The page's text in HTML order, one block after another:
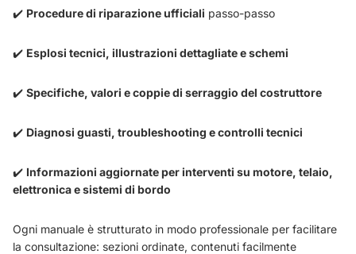
✔️ Procedure di riparazione ufficiali passo-passo
✔️ Esplosi tecnici, illustrazioni dettagliate e schemi
✔️ Specifiche, valori e coppie di serraggio del costruttore
✔️ Diagnosi guasti, troubleshooting e controlli tecnici
✔️ Informazioni aggiornate per interventi su motore, telaio,
elettronica e sistemi di bordo
Ogni manuale è strutturato in modo professionale per facilitare
la consultazione: sezioni ordinate, contenuti facilmente